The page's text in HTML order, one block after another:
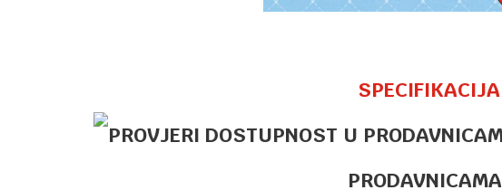
SPECIFIKACIJA
PRODAVNICAMA